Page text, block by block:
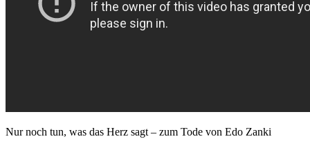
Nur noch tun, was das Herz sagt – zum Tode von Edo Zanki